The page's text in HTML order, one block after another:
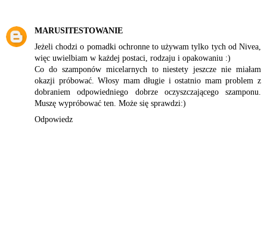
MARUSITESTOWANIE
Jeżeli chodzi o pomadki ochronne to używam tylko tych od Nivea,
więc uwielbiam w każdej postaci, rodzaju i opakowaniu :)
Co do szamponów micelarnych to niestety jeszcze nie miałam
okazji próbować. Włosy mam długie i ostatnio mam problem z
dobraniem odpowiedniego dobrze oczyszczającego szamponu.
Muszę wypróbować ten. Może się sprawdzi:)
Odpowiedz